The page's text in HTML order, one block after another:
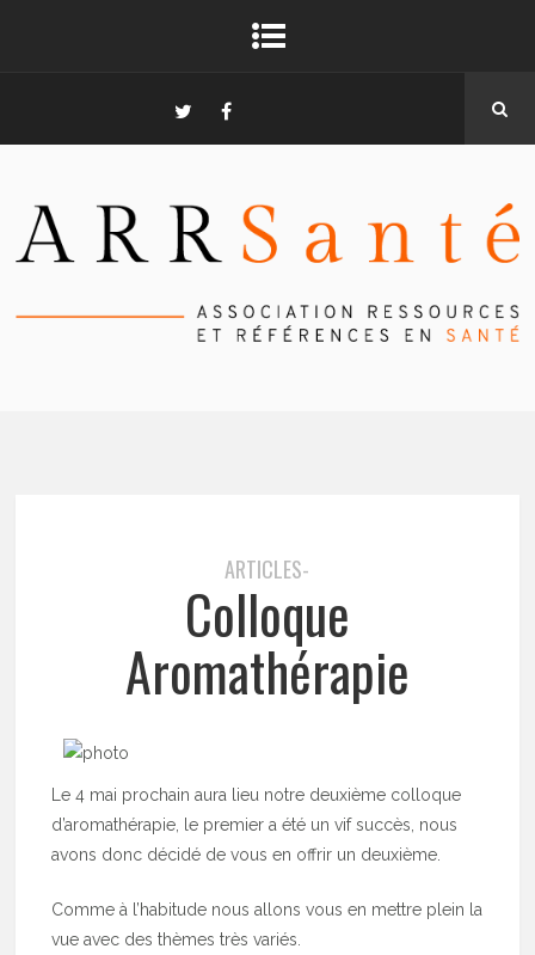
ARTICLES-
Colloque
Aromathérapie
Le 4 mai prochain aura lieu notre deuxième colloque
d’aromathérapie, le premier a été un vif succès, nous
avons donc décidé de vous en offrir un deuxième.
Comme à l’habitude nous allons vous en mettre plein la
vue avec des thèmes très variés.